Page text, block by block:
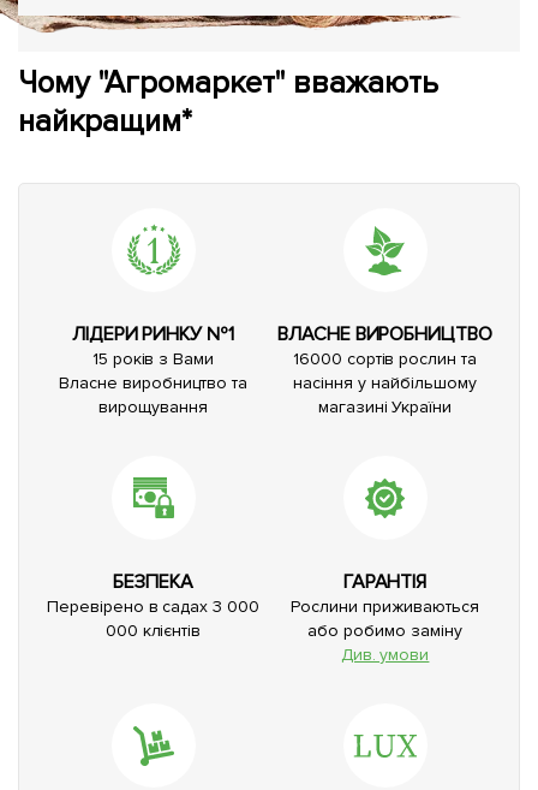
Чому "Агромаркет" вважають
найкращим*
ЛІДЕРИ РИНКУ №1
15 років з Вами
Власне виробництво та
вирощування
ВЛАСНЕ ВИРОБНИЦТВО
16000 сортів рослин та
насіння у найбільшому
магазині України
БЕЗПЕКА
Перевірено в садах 3 000
000 клієнтів
ГАРАНТІЯ
Рослини приживаються
або робимо заміну
Див. умови